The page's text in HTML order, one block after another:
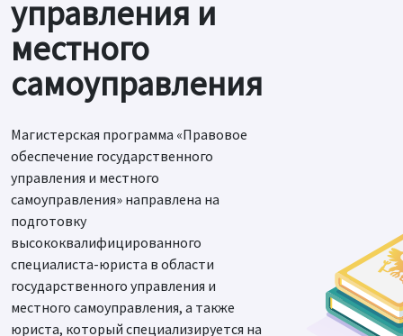
управления и
местного
самоуправления
Магистерская программа «Правовое
обеспечение государственного
управления и местного
самоуправления» направлена на
подготовку
высококвалифицированного
специалиста-юриста в области
государственного управления и
местного самоуправления, а также
юриста, который специализируется на